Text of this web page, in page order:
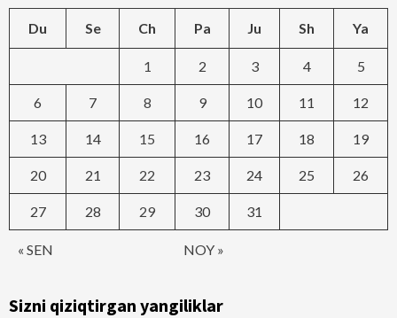
Du Se Ch Pa Ju Sh Ya
« SEN NOY »
1 2 3 4 5
6 7 8 9 10 11 12
13 14 15 16 17 18 19
20 21 22 23 24 25 26
27 28 29 30 31
Sizni qiziqtirgan yangiliklar